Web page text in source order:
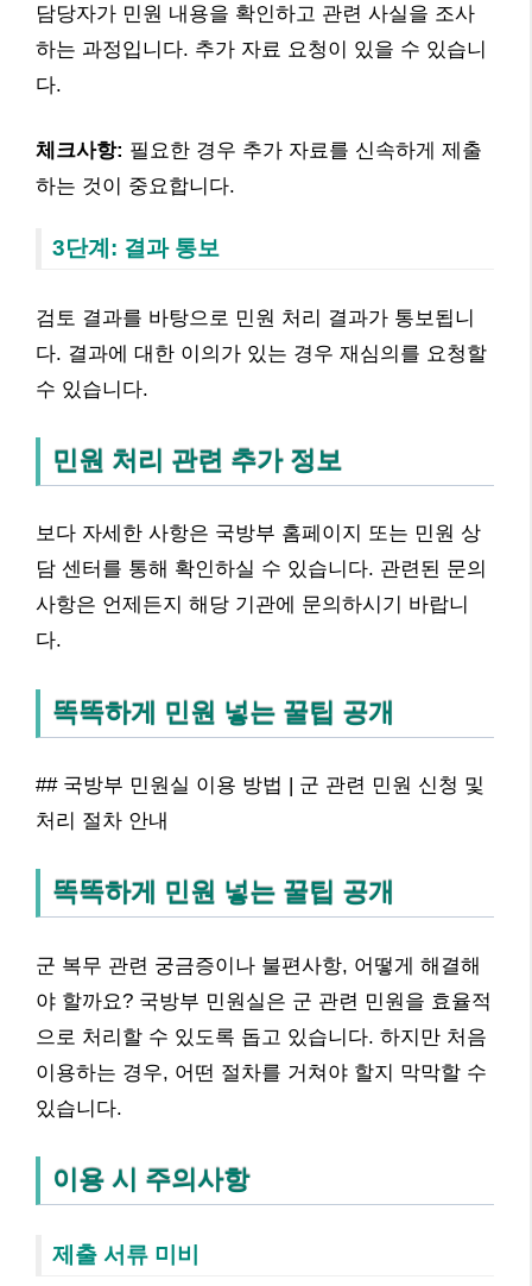
담당자가 민원 내용을 확인하고 관련 사실을 조사
하는 과정입니다. 추가 자료 요청이 있을 수 있습니
다.
체크사항: 필요한 경우 추가 자료를 신속하게 제출
하는 것이 중요합니다.
3단계: 결과 통보
검토 결과를 바탕으로 민원 처리 결과가 통보됩니
다. 결과에 대한 이의가 있는 경우 재심의를 요청할
수 있습니다.
민원 처리 관련 추가 정보
보다 자세한 사항은 국방부 홈페이지 또는 민원 상
담 센터를 통해 확인하실 수 있습니다. 관련된 문의
사항은 언제든지 해당 기관에 문의하시기 바랍니
다.
똑똑하게 민원 넣는 꿀팁 공개
## 국방부 민원실 이용 방법 | 군 관련 민원 신청 및
처리 절차 안내
똑똑하게 민원 넣는 꿀팁 공개
군 복무 관련 궁금증이나 불편사항, 어떻게 해결해
야 할까요? 국방부 민원실은 군 관련 민원을 효율적
으로 처리할 수 있도록 돕고 있습니다. 하지만 처음
이용하는 경우, 어떤 절차를 거쳐야 할지 막막할 수
있습니다.
이용 시 주의사항
제출 서류 미비